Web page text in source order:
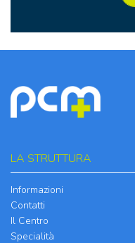
LA STRUTTURA
Informazioni
Contatti
Il Centro
Specialità